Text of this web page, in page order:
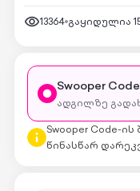
13364 გაყიდულია
Swooper Code
ადგილზე
Swooper Code-
წინასწარ